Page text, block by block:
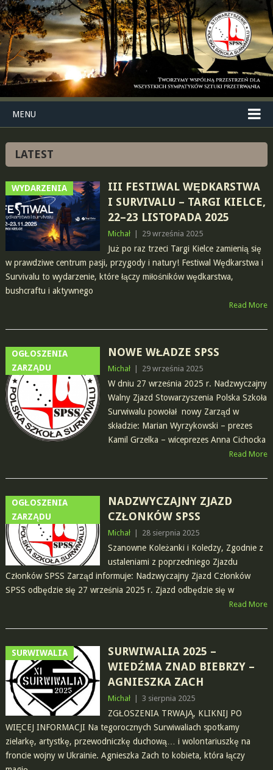
MENU
LATEST
WYDARZENIA
III FESTIWAL WĘDKARSTWA
I SURVIVALU – TARGI KIELCE,
22–23 LISTOPADA 2025
Michał 29 września 2025
Już po raz trzeci Targi Kielce zamienią się
w prawdziwe centrum pasji, przygody i natury! Festiwal Wędkarstwa i
Survivalu to wydarzenie, które łączy miłośników wędkarstwa,
bushcraftu i aktywnego
Read More
OGŁOSZENIA
ZARZĄDU
NOWE WŁADZE SPSS
Michał 29 września 2025
W dniu 27 września 2025 r. Nadzwyczajny
Walny Zjazd Stowarzyszenia Polska Szkoła
Surwiwalu powołał nowy Zarząd w
składzie: Marian Wyrzykowski – prezes
Kamil Grzelka – wiceprezes Anna Cichocka
Read More
OGŁOSZENIA
ZARZĄDU
NADZWYCZAJNY ZJAZD
CZŁONKÓW SPSS
Michał 28 sierpnia 2025
Szanowne Koleżanki i Koledzy, Zgodnie z
ustaleniami z poprzedniego Zjazdu
Członków SPSS Zarząd informuje: Nadzwyczajny Zjazd Członków
SPSS odbędzie się 27 września 2025 r. Zjazd odbędzie się w
Read More
SURWIWALIA
SURWIWALIA 2025 –
WIEDŹMA ZNAD BIEBRZY –
AGNIESZKA ZACH
Michał 3 sierpnia 2025
ZGŁOSZENIA TRWAJĄ, KLIKNIJ PO
WIĘCEJ INFORMACJI Na tegorocznych Surwiwaliach spotkamy
zielarkę, artystkę, przewodniczkę duchową… i wolontariuszkę na
froncie wojny w Ukrainie. Agnieszka Zach to kobieta, która łączy